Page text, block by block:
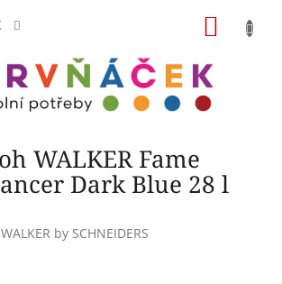
WALKER Fame
Dark Blue 28 l
WALKER by SCHNEIDERS